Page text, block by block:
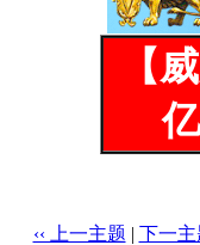
【
‹‹ 上一主题 | 下一主